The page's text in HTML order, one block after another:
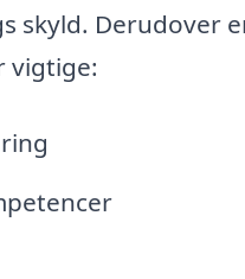
skyld. Derudover
vigtige: